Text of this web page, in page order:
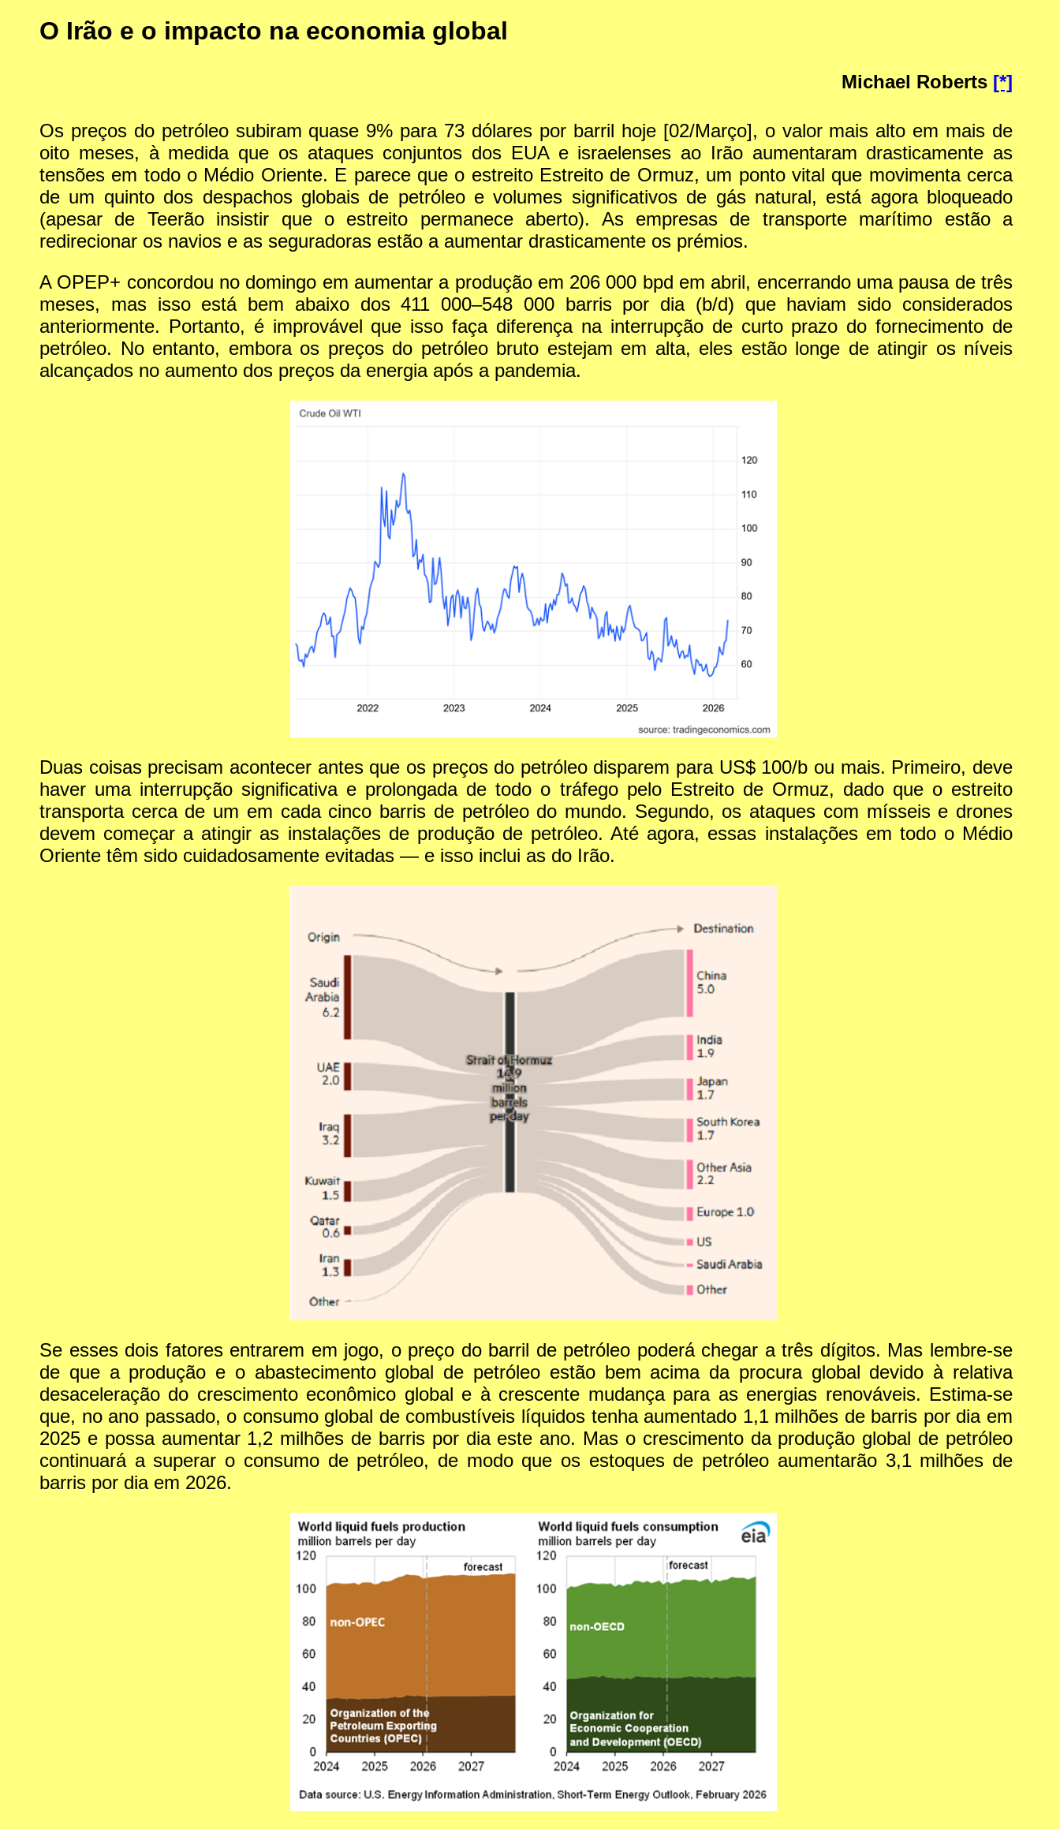
O Irão e o impacto na economia global
Michael Roberts [*]
Os preços do petróleo subiram quase 9% para 73 dólares por barril hoje [02/Março], o valor mais alto em mais de
oito meses, à medida que os ataques conjuntos dos EUA e israelenses ao Irão aumentaram drasticamente as
tensões em todo o Médio Oriente. E parece que o estreito Estreito de Ormuz, um ponto vital que movimenta cerca
de um quinto dos despachos globais de petróleo e volumes significativos de gás natural, está agora bloqueado
(apesar de Teerão insistir que o estreito permanece aberto). As empresas de transporte marítimo estão a
redirecionar os navios e as seguradoras estão a aumentar drasticamente os prémios.
A OPEP+ concordou no domingo em aumentar a produção em 206 000 bpd em abril, encerrando uma pausa de três
meses, mas isso está bem abaixo dos 411 000–548 000 barris por dia (b/d) que haviam sido considerados
anteriormente. Portanto, é improvável que isso faça diferença na interrupção de curto prazo do fornecimento de
petróleo. No entanto, embora os preços do petróleo bruto estejam em alta, eles estão longe de atingir os níveis
alcançados no aumento dos preços da energia após a pandemia.
Duas coisas precisam acontecer antes que os preços do petróleo disparem para US$ 100/b ou mais. Primeiro, deve
haver uma interrupção significativa e prolongada de todo o tráfego pelo Estreito de Ormuz, dado que o estreito
transporta cerca de um em cada cinco barris de petróleo do mundo. Segundo, os ataques com mísseis e drones
devem começar a atingir as instalações de produção de petróleo. Até agora, essas instalações em todo o Médio
Oriente têm sido cuidadosamente evitadas — e isso inclui as do Irão.
Se esses dois fatores entrarem em jogo, o preço do barril de petróleo poderá chegar a três dígitos. Mas lembre-se
de que a produção e o abastecimento global de petróleo estão bem acima da procura global devido à relativa
desaceleração do crescimento econômico global e à crescente mudança para as energias renováveis. Estima-se
que, no ano passado, o consumo global de combustíveis líquidos tenha aumentado 1,1 milhões de barris por dia em
2025 e possa aumentar 1,2 milhões de barris por dia este ano. Mas o crescimento da produção global de petróleo
continuará a superar o consumo de petróleo, de modo que os estoques de petróleo aumentarão 3,1 milhões de
barris por dia em 2026.